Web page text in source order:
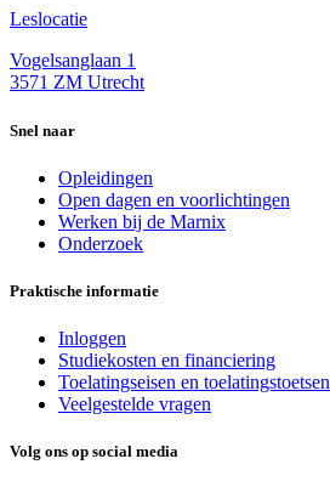
Leslocatie
Vogelsanglaan 1
3571 ZM Utrecht
Snel naar
Opleidingen
Open dagen en voorlichtingen
Werken bij de Marnix
Onderzoek
Praktische informatie
Inloggen
Studiekosten en financiering
Toelatingseisen en toelatingstoetsen
Veelgestelde vragen
Volg ons op social media